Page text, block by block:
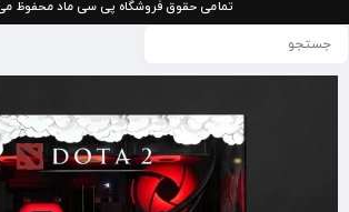
تمامی حقوق فروشگاه پی سی ماد محفوظ